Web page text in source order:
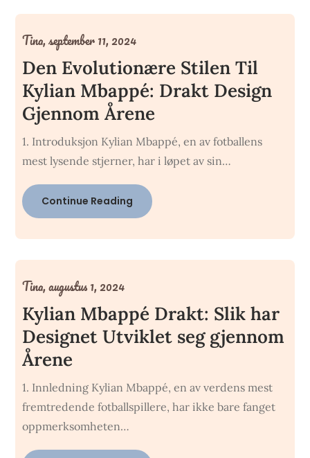
Den Evolutionære Stilen Til
Kylian Mbappé: Drakt Design
Gjennom Årene
Tina,september 11, 2024
1. Introduksjon Kylian Mbappé, en av fotballens
mest lysende stjerner, har i løpet av sin…
Continue Reading
Kylian Mbappé Drakt: Slik har
Designet Utviklet seg gjennom
Årene
Tina,augustus 1, 2024
1. Innledning Kylian Mbappé, en av verdens mest
fremtredende fotballspillere, har ikke bare fanget
oppmerksomheten…